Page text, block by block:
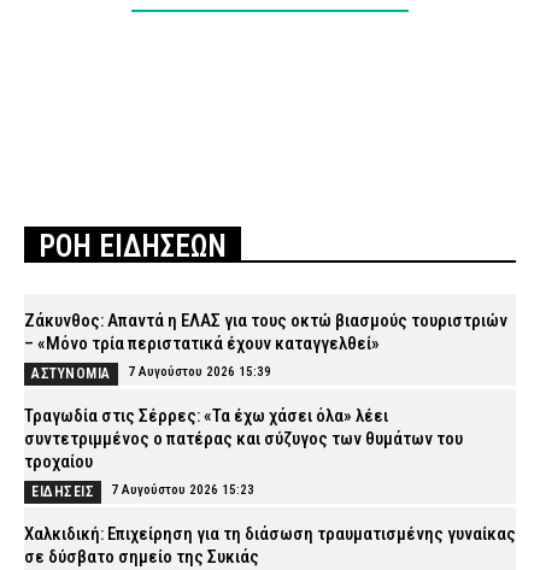
ΡΟΗ ΕΙΔΗΣΕΩΝ
Ζάκυνθος: Απαντά η ΕΛΑΣ για τους οκτώ βιασμούς τουριστριών
– «Μόνο τρία περιστατικά έχουν καταγγελθεί»
ΑΣΤΥΝΟΜΙΑ 7 Αυγούστου 2026 15:39
Τραγωδία στις Σέρρες: «Τα έχω χάσει όλα» λέει
συντετριμμένος ο πατέρας και σύζυγος των θυμάτων του
τροχαίου
ΕΙΔΗΣΕΙΣ 7 Αυγούστου 2026 15:23
Χαλκιδική: Επιχείρηση για τη διάσωση τραυματισμένης γυναίκας
σε δύσβατο σημείο της Συκιάς